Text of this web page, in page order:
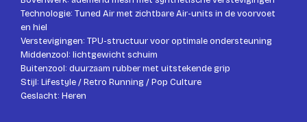
Technologie: Tuned Air met zichtbare Air-units in de voorvoet
en hiel
Verstevigingen: TPU-structuur voor optimale ondersteuning
Middenzool: lichtgewicht schuim
Buitenzool: duurzaam rubber met uitstekende grip
Stijl: Lifestyle / Retro Running / Pop Culture
Geslacht: Heren